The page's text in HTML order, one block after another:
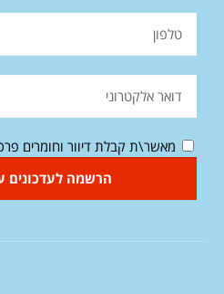
מאשר\ת קבלת דיוור וחומרים
הרשמה לעדכונים